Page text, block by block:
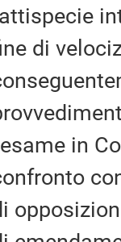
di
in